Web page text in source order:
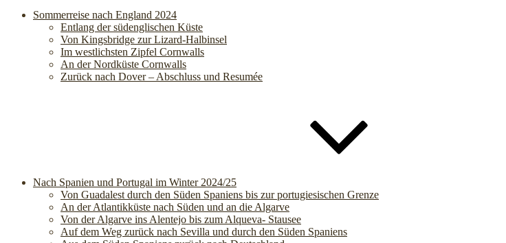
Sommerreise nach England 2024
Entlang der südenglischen Küste
Von Kingsbridge zur Lizard-Halbinsel
Im westlichsten Zipfel Cornwalls
An der Nordküste Cornwalls
Zurück nach Dover – Abschluss und Resumée
Nach Spanien und Portugal im Winter 2024/25
Von Guadalest durch den Süden Spaniens bis zur portugiesischen Grenze
An der Atlantikküste nach Süden und an die Algarve
Von der Algarve ins Alentejo bis zum Alqueva- Stausee
Auf dem Weg zurück nach Sevilla und durch den Süden Spaniens